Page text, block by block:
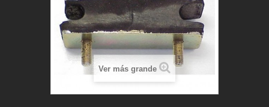
Ver más grande